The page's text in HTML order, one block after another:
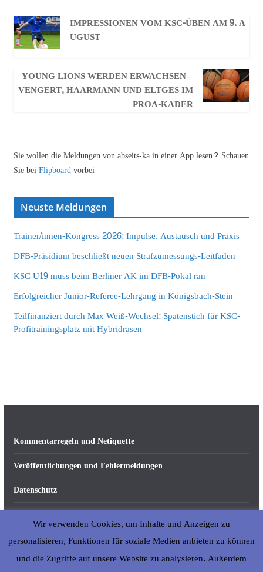
IMPRESSIONEN VOM KSC-ÜBEN AM 9. A
UGUST
YOUNG LIONS WERDEN ERWACHSEN –
VENGERT, HAARMANN UND ELTGES IM
PROA-KADER
Sie wollen die Meldungen von abseits-ka in einer App lesen? Schauen
Sie beiFlipboardvorbei
Neuste Meldungen
Trainer/innen-Kongress 2026: Impulse, Austausch und Praxis
DFB-Präsidium beschließt neuen Strafzumessungs-Leitfaden
KSC U19 muss beim Berliner AK im DFB-Pokal ran
Erfolgreicher Junior-Referee-Lehrgang in Königsbach-Stein
Teilfinanziert durch Max Weiß-Wechsel: Spatenstich für KSC-
Profitrainingsplatz mit Hybridrasen
Kommentarregeln und Netiquette
Veröffentlichungen und Fehlermeldungen
Datenschutz
Impressum
Über abseits-ka.de
Wir verwenden Cookies, um Inhalte und Anzeigen zu
personalisieren, Funktionen für soziale Medien anbieten zu können
und die Zugriffe auf unsere Website zu analysieren. Außerdem